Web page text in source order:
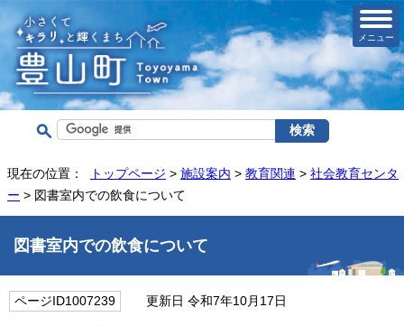
メニュー
現在の位置： トップページ > 施設案内 > 教育関連 > 社会教育センタ
ー > 図書室内での飲食について
図書室内での飲食について
ページID1007239 更新日 令和7年10月17日